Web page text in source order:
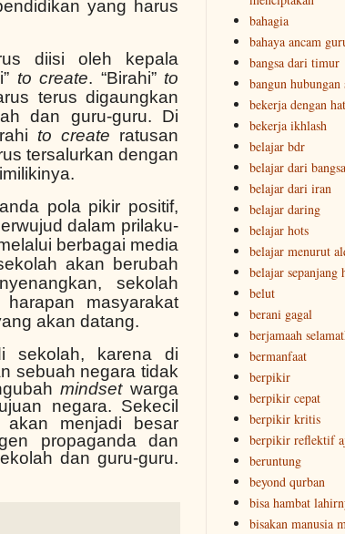
yang harus
diisi oleh kepala
to create. “Birahi” to
terus digaungkan
dan guru-guru. Di
to create ratusan
tersalurkan dengan
pola pikir positif,
dalam prilaku-
berbagai media
akan berubah
sekolah
masyarakat
akan datang.
sekolah, karena di
sebuah negara tidak
mindsetwarga
negara. Sekecil
menjadi besar
propaganda dan
dan guru-guru.
bahagia
bahaya ancam
bangsa dari timur
bangun hubungan
bekerja dengan
bekerja ikhlash
belajar bdr
belajar dari
belajar dari iran
belajar daring
belajar hots
belajar menurut
belajar sepanjang
belut
berani gagal
berjamaah
bermanfaat
berpikir
berpikir cepat
berpikir kritis
berpikir reflektif
beruntung
beyond qurban
bisa hambat
bisakan manusia